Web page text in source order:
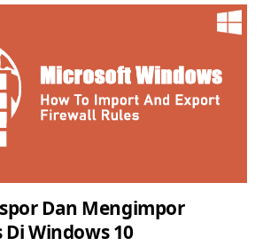
Dan Mengimpor
Di Windows 10